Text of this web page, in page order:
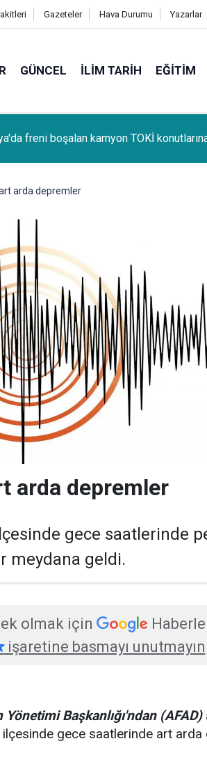
Gazeteler Hava Durumu Yazarlar
GÜNCEL İLIM TARIH EĞITIM
freni boşalan kamyon TOKİ
arda depremler
arda depremler
gece saatlerinde
meydana geldi.
olmak için
işaretine basmayı unutmayın
Başkanlığı'ndan (AFAD)
ilçesinde gece saatlerinde art arda